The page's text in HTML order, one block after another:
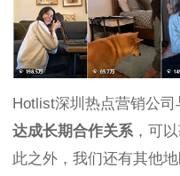
Hotlist深圳热点营销公司
达成长期合作关系，可
此之外，我们还有其他